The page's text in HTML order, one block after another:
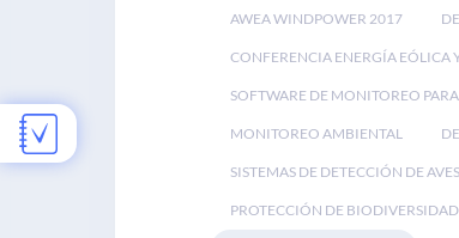
AWEA WINDPOWER 2017
CONFERENCIA ENERGÍA EÓLICA
SOFTWARE DE MONITOREO
MONITOREO AMBIENTAL
SISTEMAS DE DETECCIÓN DE AVES
PROTECCIÓN DE BIODIVERSIDAD